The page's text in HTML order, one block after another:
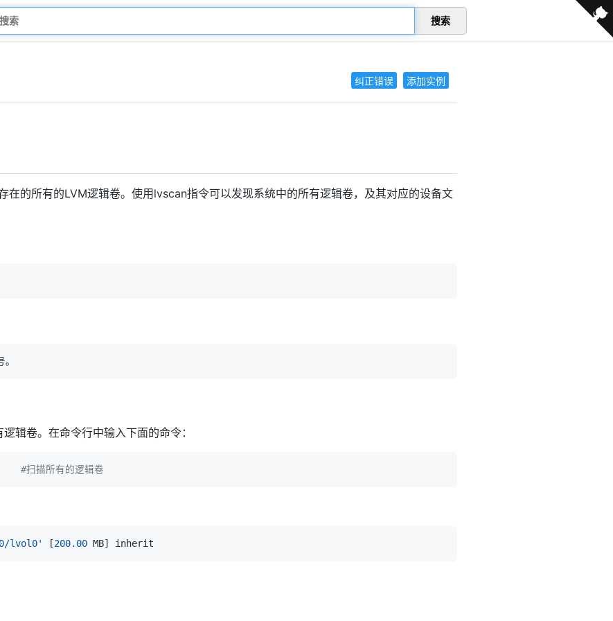
搜索
纠正错误 添加实例
在的所有的LVM逻辑卷。使用lvscan指令可以发现系统中的所有逻辑卷，及其对应的设备文
辑卷。在命令行中输入下面的命令：
#扫描所有的逻辑卷
lvol0' [200.00 MB]